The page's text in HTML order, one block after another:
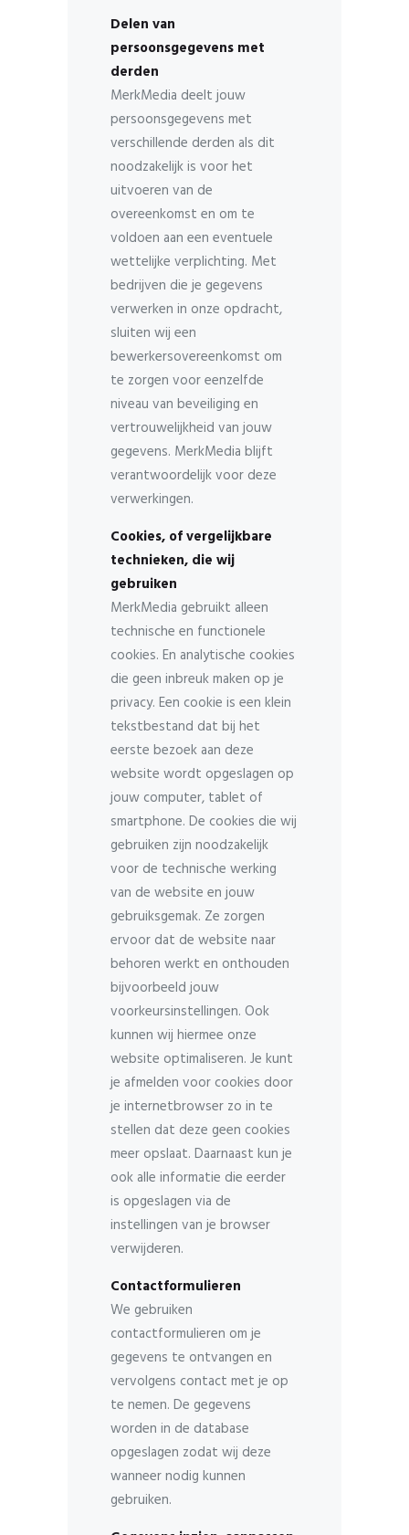
Delen van
persoonsgegevens met
derden
MerkMedia deelt jouw
persoonsgegevens met
verschillende derden als dit
noodzakelijk is voor het
uitvoeren van de
overeenkomst en om te
voldoen aan een eventuele
wettelijke verplichting. Met
bedrijven die je gegevens
verwerken in onze opdracht,
sluiten wij een
bewerkersovereenkomst om
te zorgen voor eenzelfde
niveau van beveiliging en
vertrouwelijkheid van jouw
gegevens. MerkMedia blijft
verantwoordelijk voor deze
verwerkingen.
Cookies, of vergelijkbare
technieken, die wij
gebruiken
MerkMedia gebruikt alleen
technische en functionele
cookies. En analytische cookies
die geen inbreuk maken op je
privacy. Een cookie is een klein
tekstbestand dat bij het
eerste bezoek aan deze
website wordt opgeslagen op
jouw computer, tablet of
smartphone. De cookies die wij
gebruiken zijn noodzakelijk
voor de technische werking
van de website en jouw
gebruiksgemak. Ze zorgen
ervoor dat de website naar
behoren werkt en onthouden
bijvoorbeeld jouw
voorkeursinstellingen. Ook
kunnen wij hiermee onze
website optimaliseren. Je kunt
je afmelden voor cookies door
je internetbrowser zo in te
stellen dat deze geen cookies
meer opslaat. Daarnaast kun je
ook alle informatie die eerder
is opgeslagen via de
instellingen van je browser
verwijderen.
Contactformulieren
We gebruiken
contactformulieren om je
gegevens te ontvangen en
vervolgens contact met je op
te nemen. De gegevens
worden in de database
opgeslagen zodat wij deze
wanneer nodig kunnen
gebruiken.